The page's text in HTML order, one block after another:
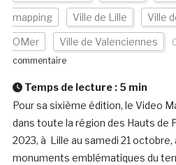
mapping Ville de Lille Ville
OMer Ville de Valenciennes
commentaire
Temps de lecture : 5 min
Pour sa sixième édition, le Video
dans toute la région des Hauts de
2023, à Lille au samedi 21
monuments emblématiques du